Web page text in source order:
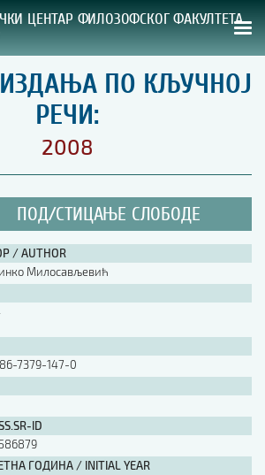
ЦЕНТАР ФИЛОЗОФСКОГ ФАКУЛТЕТА
СВА НАША ИЗДАЊА
ИЗДАЊА:
ПРЕГЛЕД
УПУТСТВА
делатности
ауторског дела
лиценце
ИЗДАЊА ПО КЉУЧНОЈ
РЕЧИ:
2008
ПОД/СТИЦАЊЕ СЛОБОДЕ
/ AUTHOR
Милосављевић
7379-147-0
ID
ГОДИНА / INITIAL YEAR